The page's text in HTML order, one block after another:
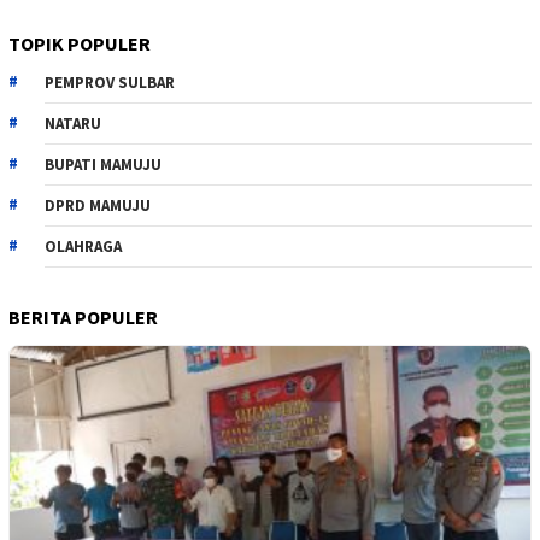
TOPIK POPULER
PEMPROV SULBAR
NATARU
BUPATI MAMUJU
DPRD MAMUJU
OLAHRAGA
BERITA POPULER